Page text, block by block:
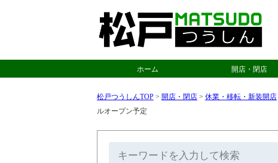
ホーム 開店・閉店
松戸つうしんTOP > 開店・閉店 > 休業・移転・新装開店
ルオープン予定